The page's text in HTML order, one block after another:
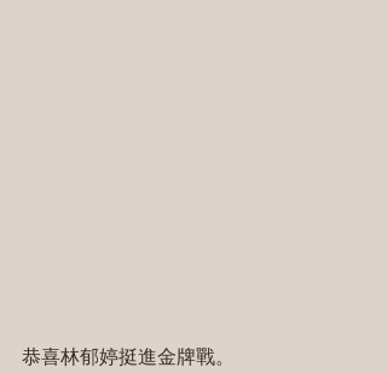
恭喜林郁婷挺進金牌戰。